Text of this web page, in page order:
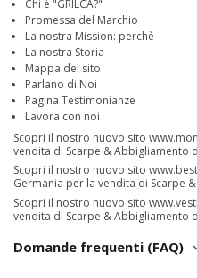
Chi è "GRILCA?"
Promessa del Marchio
La nostra Mission: perchè
La nostra Storia
Mappa del sito
Parlano di Noi
Pagina Testimonianze
Lavora con noi
Scopri il nostro nuovo sito
vendita di Scarpe & Abbigliamento
Scopri il nostro nuovo sito
Germania per la vendita di Scarpe
Scopri il nostro nuovo sito
vendita di Scarpe & Abbigliamento
Domande frequenti (FAQ)